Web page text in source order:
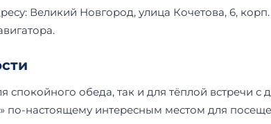
Великий Новгород, улица Кочетова, 6,
спокойного обеда, так и для тёплой встречи
по-настоящему интересным местом для